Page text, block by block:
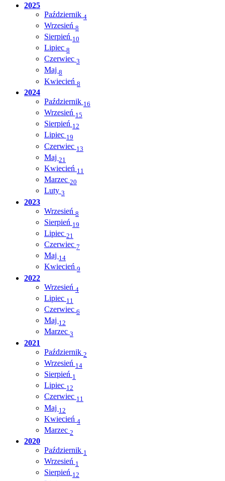
2025
Październik 4
Wrzesień 8
Sierpień 10
Lipiec 8
Czerwiec 3
Maj 8
Kwiecień 8
2024
Październik 16
Wrzesień 15
Sierpień 12
Lipiec 19
Czerwiec 13
Maj 21
Kwiecień 11
Marzec 20
Luty 3
2023
Wrzesień 8
Sierpień 19
Lipiec 21
Czerwiec 7
Maj 14
Kwiecień 9
2022
Wrzesień 4
Lipiec 11
Czerwiec 6
Maj 12
Marzec 3
2021
Październik 2
Wrzesień 14
Sierpień 1
Lipiec 12
Czerwiec 11
Maj 12
Kwiecień 4
Marzec 2
2020
Październik 1
Wrzesień 1
Sierpień 12